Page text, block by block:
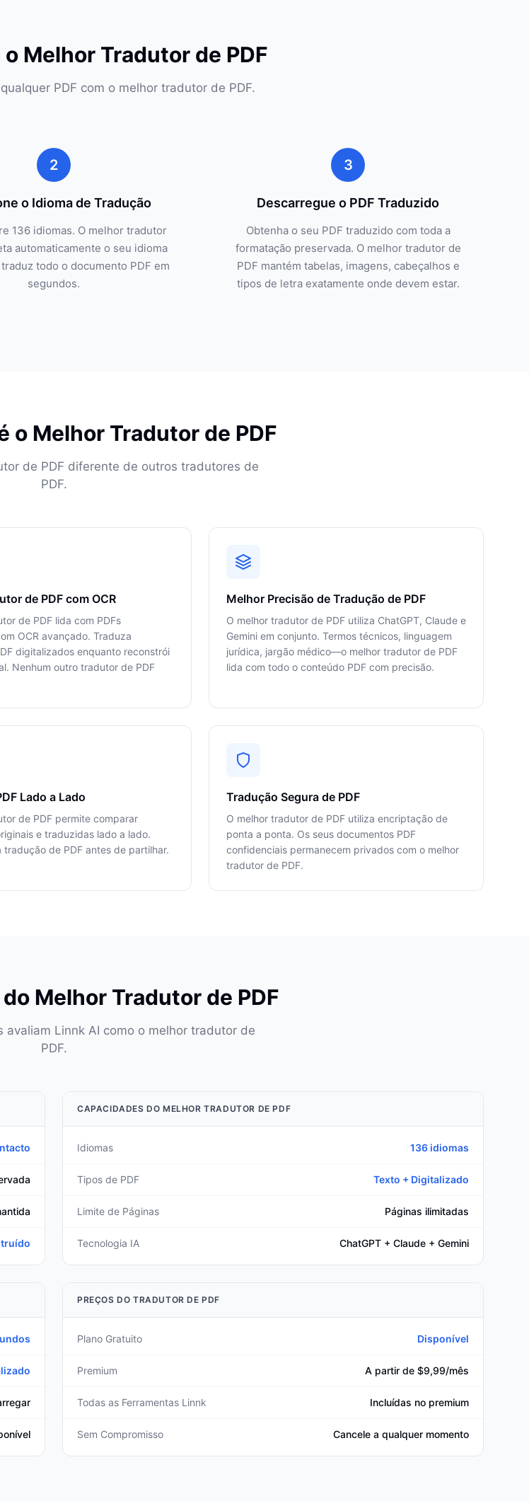
Melhor Tradutor de PDF
PDF com o melhor tradutor de PDF.
2
o Idioma de Tradução
136 idiomas. O melhor tradutor
automaticamente o seu idioma
todo o documento PDF em
segundos.
3
Descarregue o PDF Traduzido
Obtenha o seu PDF traduzido com toda a
formatação preservada. O melhor tradutor de
PDF mantém tabelas, imagens, cabeçalhos e
tipos de letra exatamente onde devem estar.
o Melhor Tradutor de PDF
de PDF diferente de outros tradutores de
PDF.
de PDF com OCR
de PDF lida com PDFs
OCR avançado. Traduza
digitalizados enquanto reconstrói
Nenhum outro tradutor de PDF
Melhor Precisão de Tradução de PDF
O melhor tradutor de PDF utiliza ChatGPT, Claude e
Gemini em conjunto. Termos técnicos, linguagem
jurídica, jargão médico—o melhor tradutor de PDF
lida com todo o conteúdo PDF com precisão.
Lado a Lado
de PDF permite comparar
e traduzidas lado a lado.
tradução de PDF antes de partilhar.
Tradução Segura de PDF
O melhor tradutor de PDF utiliza encriptação de
ponta a ponta. Os seus documentos PDF
confidenciais permanecem privados com o melhor
tradutor de PDF.
Melhor Tradutor de PDF
avaliam Linnk AI como o melhor tradutor de
PDF.
CAPACIDADES DO MELHOR TRADUTOR DE PDF
Idiomas 136 idiomas
Tipos de PDF Texto + Digitalizado
Limite de Páginas Páginas ilimitadas
Tecnologia IA ChatGPT + Claude + Gemini
PREÇOS DO TRADUTOR DE PDF
Plano Gratuito Disponível
Premium A partir de $9,99/mês
Todas as Ferramentas Linnk Incluídas no premium
Sem Compromisso Cancele a qualquer momento